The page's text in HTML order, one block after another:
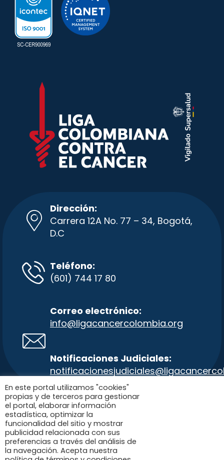
Dirección:
Carrera 12A No. 77 – 34, Bogotá,
D.C
Teléfono:
(601) 744 17 80
Correo electrónico:
info@ligacancercolombia.org
Notificaciones Judiciales:
notificacionesjudiciales@ligacancer
Política del código de conducta y buen
gobierno – SARLAFTPADM-SICOF- PTEE y
código de integralidad.
En este portal utilizamos "cookies"
propias y de terceros para gestionar
el portal, elaborar información
estadística, optimizar la
funcionalidad del sitio y mostrar
publicidad relacionada con sus
preferencias a través del análisis de
la navegación. Acepta nuestra